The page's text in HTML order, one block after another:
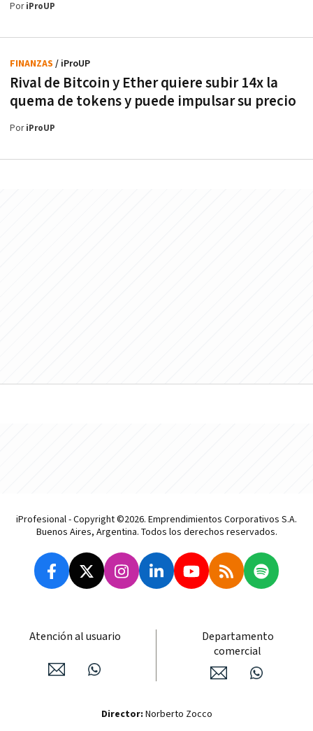
PoriProUP
Rival de Bitcoin y Ether quiere subir 14x la
quema de tokens y puede impulsar su precio
FINANZAS / iProUP
PoriProUP
iProfesional - Copyright ©2026. Emprendimientos Corporativos S.A.
Buenos Aires, Argentina. Todos los derechos reservados.
Atención al usuario
Departamento
comercial
Director: Norberto Zocco